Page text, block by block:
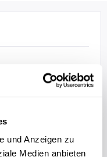
und Anzeigen zu
Medien anbieten
Chandon
liefern.